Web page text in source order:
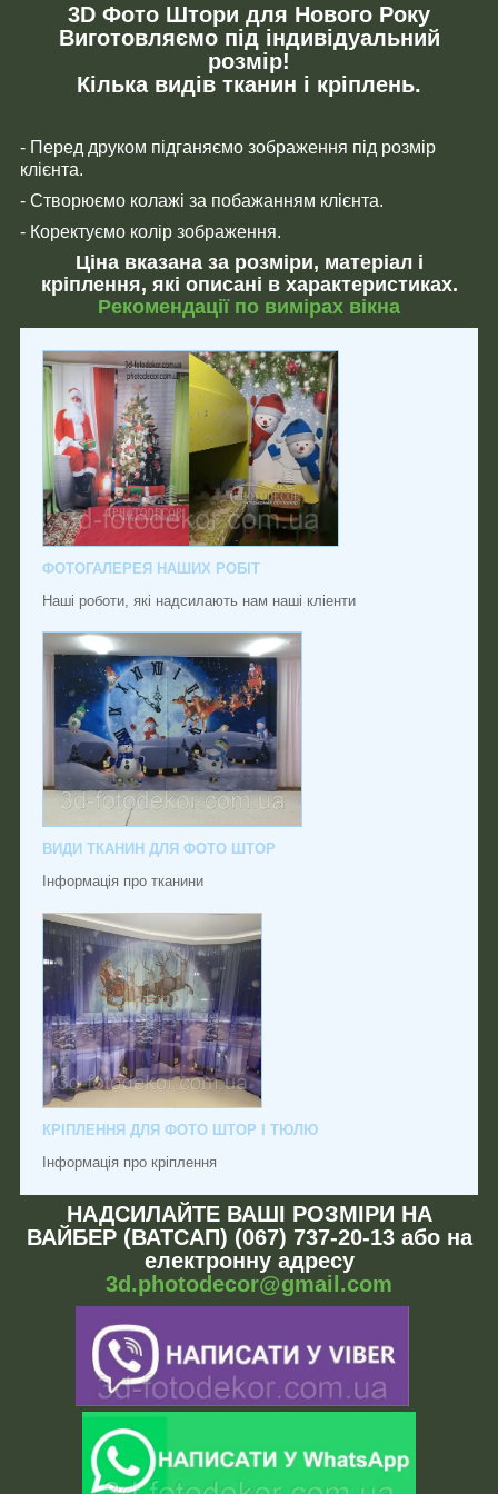
3D Фото Штори для Нового Року
Виготовляємо під індивідуальний
розмір!
Кілька видів тканин і кріплень.
- Перед друком підганяємо зображення під розмір
клієнта.
- Створюємо колажі за побажанням клієнта.
- Коректуємо колір зображення.
Ціна вказана за розміри, матеріал і
кріплення, які описані в характеристиках.
Рекомендації по вимірах вікна
ФОТОГАЛЕРЕЯ НАШИХ РОБІТ
Наші роботи, які надсилають нам наші кліенти
ВИДИ ТКАНИН ДЛЯ ФОТО ШТОР
Інформація про тканини
КРІПЛЕННЯ ДЛЯ ФОТО ШТОР І ТЮЛЮ
Інформація про кріплення
НАДСИЛАЙТЕ ВАШІ РОЗМІРИ НА
ВАЙБЕР (ВАТСАП) (067) 737-20-13 або на
електронну адресу
3d.photodecor@gmail.com